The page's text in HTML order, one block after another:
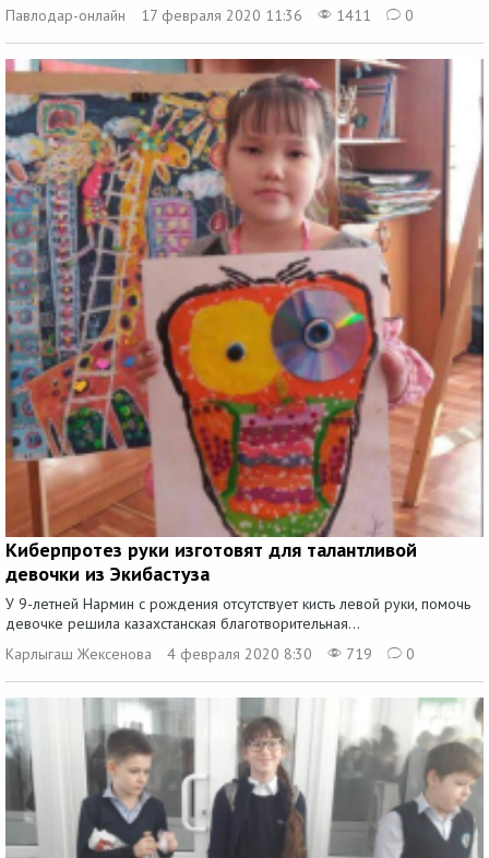
Павлодар-онлайн
17 февраля 2020 11:36 1411 0
Киберпротез руки изготовят для талантливой
девочки из Экибастуза
У 9-летней Нармин с рождения отсутствует кисть левой руки, помочь
девочке решила казахстанская благотворительная...
Карлыгаш Жексенова
4 февраля 2020 8:30 719 0